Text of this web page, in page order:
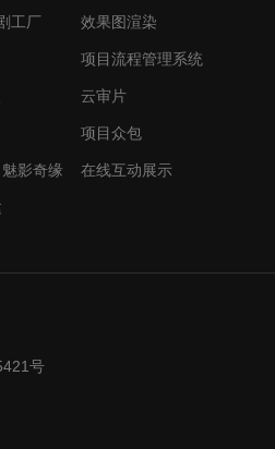
工厂
影奇缘
效果图渲染
项目流程管理系统
云审片
项目众包
在线互动展示
号